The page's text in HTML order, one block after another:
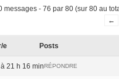
messages - 76 par 80 (sur 80 au
←
e Posts
21 h 16 minRÉPONDRE